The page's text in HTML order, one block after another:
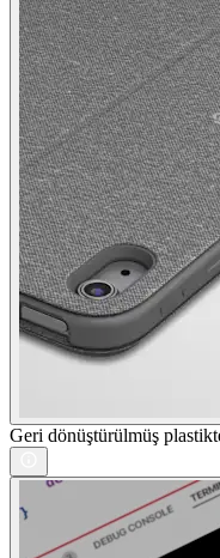
Geri dönüştürülmüş